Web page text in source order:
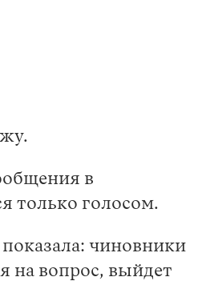
в
только голосом.
показала: чиновники
на вопрос, выйдет